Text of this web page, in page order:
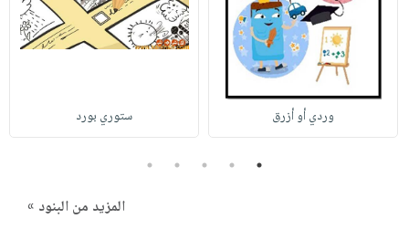
وردي أو أزرق ستوري بورد
1
2
3
4
5
المزيد من البنود »